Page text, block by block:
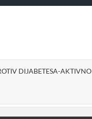
DIJABETESA-AKTIVNO